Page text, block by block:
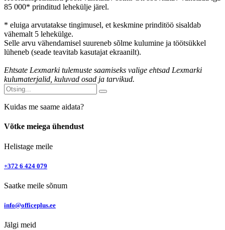
85 000* prinditud lehekülje järel.
* eluiga arvutatakse tingimusel, et keskmine prinditöö sisaldab
vähemalt 5 lehekülge.
Selle arvu vähendamisel suureneb sõlme kulumine ja töötsükkel
lüheneb (seade teavitab kasutajat ekraanilt).
Ehtsate Lexmarki tulemuste saamiseks valige ehtsad Lexmarki
kulumaterjalid, kuluvad osad ja tarvikud.
Kuidas me saame aidata?
Võtke meiega ühendust
Helistage meile
+372 6 424 079
Saatke meile sõnum
info@officeplus.ee
Jälgi meid